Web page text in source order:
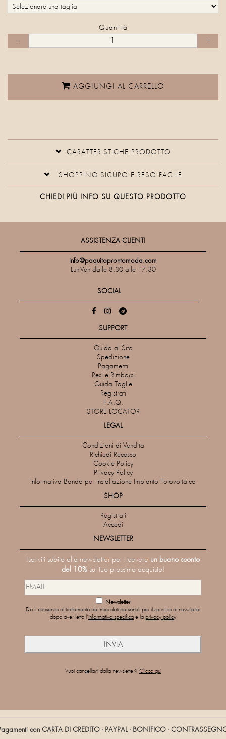
Quantità
AGGIUNGI AL CARRELLO
CARATTERISTICHE PRODOTTO
SHOPPING SICURO E RESO FACILE
CHIEDI PIÙ INFO SU QUESTO PRODOTTO
ASSISTENZA CLIENTI
info@paquitoprontomoda.com
Lun-Ven dalle 8:30 alle 17:30
SOCIAL
SUPPORT
Guida al Sito
Spedizione
Pagamenti
Resi e Rimborsi
Guida Taglie
Registrati
F.A.Q.
STORE LOCATOR
LEGAL
Condizioni di Vendita
Richiedi Recesso
Cookie Policy
Privacy Policy
Informativa Bando per Installazione Impianto Fotovoltaico
SHOP
Registrati
Accedi
NEWSLETTER
Iscriviti subito alla newsletter per ricevere un buono sconto
del 10% sul tuo prossimo acquisto!
Newsletter
Do il consenso al trattamento dei miei dati personali per il servizio di newsletter
dopo aver letto l'informativa specifica e la privacy policy
Vuoi cancellarti dalla newsletter? Clicca qui
con CARTA DI CREDITO - PAYPAL - BONIFICO -